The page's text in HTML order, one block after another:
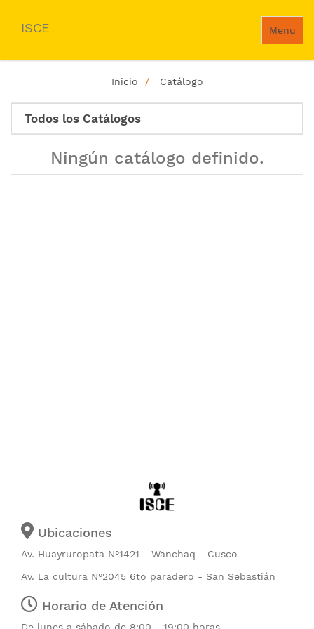
Menu
ISCE
Inicio Catálogo
Todos los Catálogos
Ningún catálogo definido.
Ubicaciones
Av. Huayruropata N°1421 - Wanchaq - Cusco
Av. La cultura N°2045 6to paradero - San Sebastián
Horario de Atención